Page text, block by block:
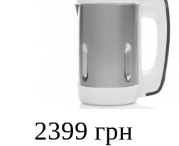
2399 грн